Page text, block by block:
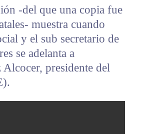
-del que una copia fue
muestra cuando
y el sub secretario de
se adelanta a
presidente del